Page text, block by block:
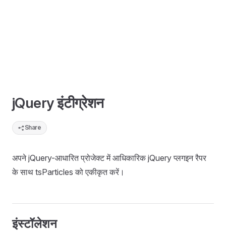
jQuery इंटीग्रेशन
Share
अपने jQuery-आधारित प्रोजेक्ट में आधिकारिक jQuery प्लगइन रैपर
के साथ tsParticles को एकीकृत करें।
इंस्टॉलेशन